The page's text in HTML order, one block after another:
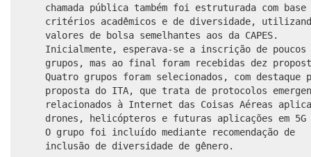
chamada pública também foi estruturada com base
critérios acadêmicos e de diversidade,
valores de bolsa semelhantes aos da CAPES.
Inicialmente, esperava-se a inscrição de poucos
grupos, mas ao final foram recebidas dez
Quatro grupos foram selecionados, com destaque
proposta do ITA, que trata de protocolos
relacionados à Internet das Coisas Aéreas
drones, helicópteros e futuras aplicações em 5G
O grupo foi incluído mediante recomendação de
inclusão de diversidade de gênero.